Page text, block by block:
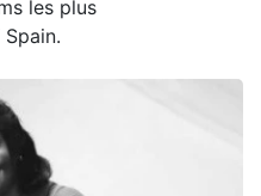
les plus